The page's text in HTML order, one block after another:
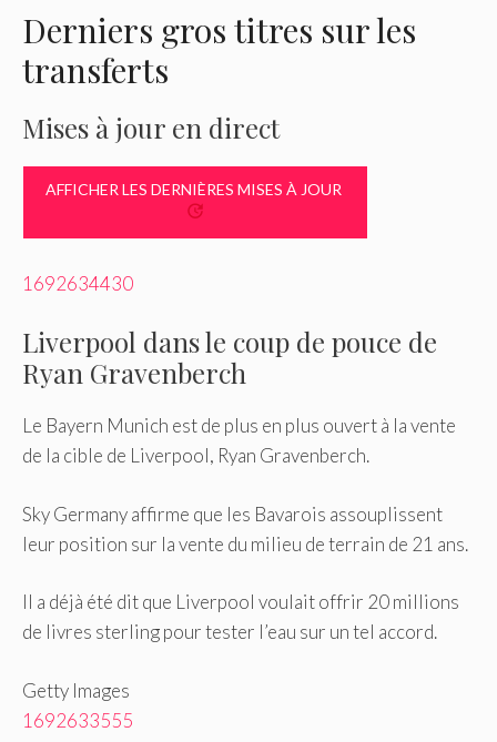
Derniers gros titres sur les
transferts
Mises à jour en direct
AFFICHER LES DERNIÈRES MISES À JOUR
1692634430
Liverpool dans le coup de pouce de
Ryan Gravenberch
Le Bayern Munich est de plus en plus ouvert à la vente
de la cible de Liverpool, Ryan Gravenberch.
Sky Germany affirme que les Bavarois assouplissent
leur position sur la vente du milieu de terrain de 21 ans.
Il a déjà été dit que Liverpool voulait offrir 20 millions
de livres sterling pour tester l’eau sur un tel accord.
Getty Images
1692633555